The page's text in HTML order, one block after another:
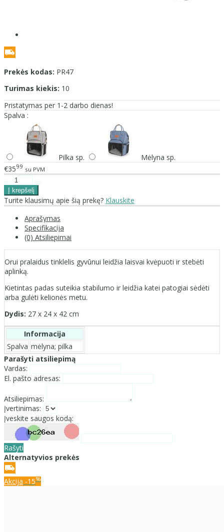
Prekės kodas: PR47
Turimas kiekis: 10
Pristatymas per 1-2 darbo dienas!
Spalva :
Pilka sp.
Mėlyna sp.
€3599 su PVM
Turite klausimų apie šią prekę? Klauskite
Aprašymas
Specifikacija
(0) Atsiliepimai
Orui pralaidus tinklelis gyvūnui leidžia laisvai kvėpuoti ir stebėti
aplinką.
Kietintas padas suteikia stabilumo ir leidžia katei patogiai sėdėti
arba gulėti kelionės metu.
Dydis: 27 x 24 x 42 cm
Informacija
Spalva mėlyna; pilka
Parašyti atsiliepimą
Vardas:
El. pašto adresas:
Atsiliepimas:
Įvertinimas:
Įveskite saugos kodą:
Rašyti
Alternatyvios prekės
Akcija -15%